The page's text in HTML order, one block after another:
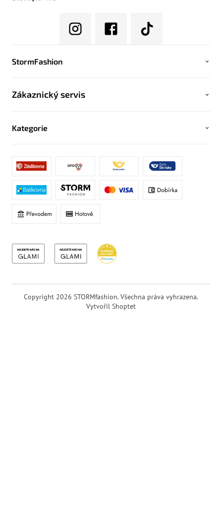
StormFashion
Zákaznický servis
Kategorie
Vytvořil Shoptet
Copyright 2026 STORMfashion. Všechna práva vyhrazena.